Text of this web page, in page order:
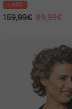
- 44%
159,99€ 89,99€